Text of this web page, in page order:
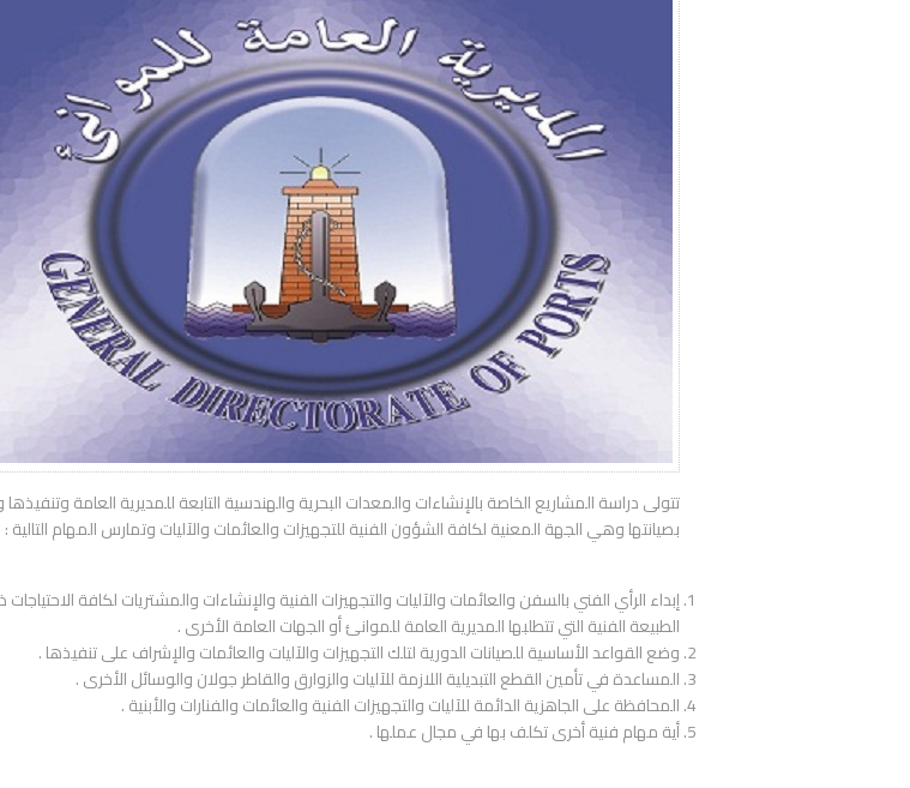
تتولى دراسة المشاريع الخاصة بالإنشاءات والمعدات البحرية والهندسية التابعة للمديرية العامة وتنفيذها
بصيانتها وهي الجهة المعنية لكافة الشؤون الفنية للتجهيزات والعائمات والآليات وتمارس المهام التالية :
إبداء الرأي الفني بالسفن والعائمات والآليات والتجهيزات الفنية والإنشاءات والمشتريات لكافة الاحتياجات
الطبيعة الفنية التي تتطلبها المديرية العامة للموانئ أو الجهات العامة الأخرى .
وضع القواعد الأساسية للصيانات الدورية لتلك التجهيزات والآليات والعائمات والإشراف على تنفيذها .
المساعدة في تأمين القطع التبديلية اللازمة للآليات والزوارق والقاطر جولان والوسائل الأخرى .
المحافظة على الجاهزية الدائمة للآليات والتجهيزات الفنية والعائمات والفنارات والأبنية .
أية مهام فنية أخرى تكلف بها في مجال عملها .